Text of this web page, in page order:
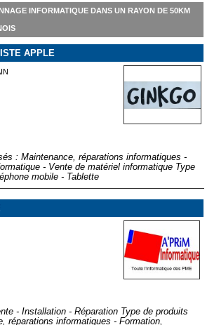
INFORMATIQUE DANS UN RAYON DE 50KM
APPLE
: Maintenance, réparations informatiques -
- Vente de matériel informatique Type
mobile - Tablette
- Installation - Réparation Type de produits
réparations informatiques - Formation,